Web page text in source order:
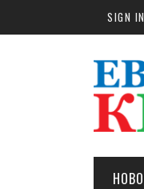
Skip to main contentSIGN